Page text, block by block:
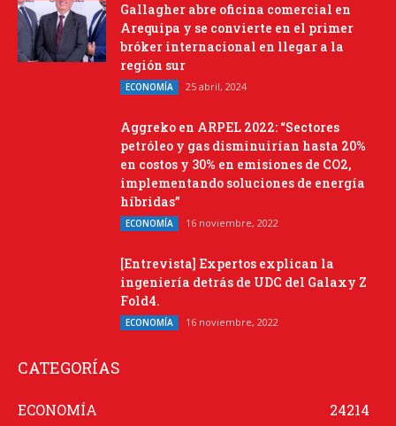
Gallagher abre oficina comercial en
Arequipa y se convierte en el primer
bróker internacional en llegar a la
región sur
ECONOMÍA 25 abril, 2024
Aggreko en ARPEL 2022: “Sectores
petróleo y gas disminuirían hasta 20%
en costos y 30% en emisiones de CO2,
implementando soluciones de energía
híbridas”
ECONOMÍA 16 noviembre, 2022
[Entrevista] Expertos explican la
ingeniería detrás de UDC del Galaxy Z
Fold4.
ECONOMÍA 16 noviembre, 2022
CATEGORÍAS
ECONOMÍA 24214